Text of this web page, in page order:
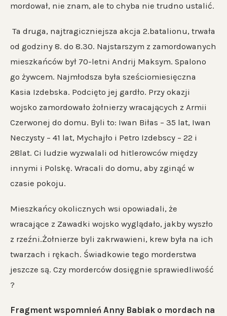
mordował, nie znam, ale to chyba nie trudno ustalić.
Ta druga, najtragiczniejsza akcja 2.batalionu, trwała
od godziny 8. do 8.30. Najstarszym z zamordowanych
mieszkańców był 70-letni Andrij Maksym. Spalono
go żywcem. Najmłodsza była sześciomiesięczna
Kasia Izdebska. Podcięto jej gardło. Przy okazji
wojsko zamordowało żołnierzy wracających z Armii
Czerwonej do domu. Byli to: Iwan Biłas – 35 lat, Iwan
Neczysty – 41 lat, Mychajło i Petro Izdebscy – 22 i
28lat. Ci ludzie wyzwalali od hitlerowców między
innymi i Polskę. Wracali do domu, aby zginąć w
czasie pokoju.
Mieszkańcy okolicznych wsi opowiadali, że
wracające z Zawadki wojsko wyglądało, jakby wyszło
z rzeźni.Żołnierze byli zakrwawieni, krew była na ich
twarzach i rękach. Świadkowie tego morderstwa
jeszcze są. Czy morderców dosięgnie sprawiedliwość
?
Fragment wspomnień Anny Babiak o mordach na